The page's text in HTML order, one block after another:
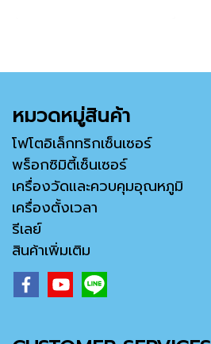
หมวดหมู่สินค้า
โฟโตอิเล็กทริกเซ็นเซอร์
พร็อกซิมิตี้เซ็นเซอร์
เครื่องวัดและควบคุมอุณหภูมิ
เครื่องตั้งเวลา
รีเลย์
สินค้าเพิ่มเติม